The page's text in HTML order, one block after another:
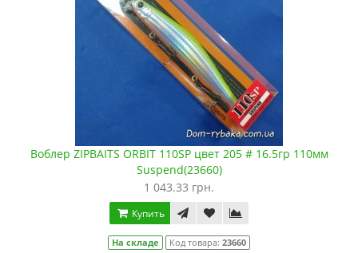
Воблер ZIPBAITS ORBIT 110SP цвет 205 # 16.5гр 110мм
Suspend(23660)
1 043.33 грн.
Купить
На складе Код товара: 23660